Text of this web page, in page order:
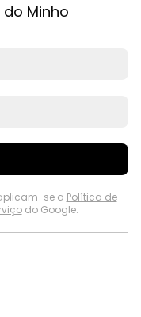
Minho
aplicam-se a Política de
do Google.